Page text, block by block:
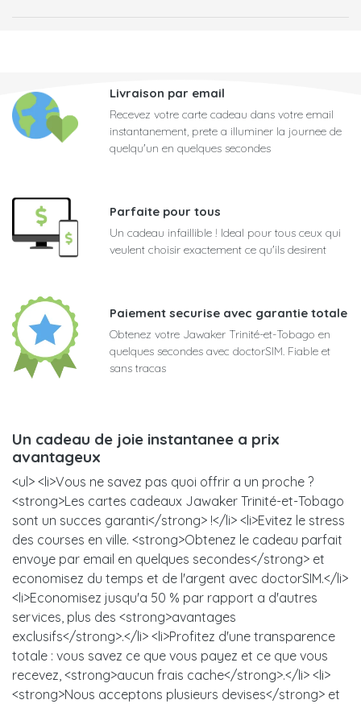
Livraison par email
Recevez votre carte cadeau dans votre email
instantanement, prete a illuminer la journee de
quelqu'un en quelques secondes
Parfaite pour tous
Un cadeau infaillible ! Ideal pour tous ceux qui
veulent choisir exactement ce qu'ils desirent
Paiement securise avec garantie totale
Obtenez votre Jawaker Trinité-et-Tobago en
quelques secondes avec doctorSIM. Fiable et
sans tracas
Un cadeau de joie instantanee a prix
avantageux
<ul> <li>Vous ne savez pas quoi offrir a un proche ?
<strong>Les cartes cadeaux Jawaker Trinité-et-Tobago
sont un succes garanti</strong> !</li> <li>Evitez le stress
des courses en ville. <strong>Obtenez le cadeau parfait
envoye par email en quelques secondes</strong> et
economisez du temps et de l'argent avec doctorSIM.</li>
<li>Economisez jusqu'a 50 % par rapport a d'autres
services, plus des <strong>avantages
exclusifs</strong>.</li> <li>Profitez d'une transparence
totale : vous savez ce que vous payez et ce que vous
recevez, <strong>aucun frais cache</strong>.</li> <li>
<strong>Nous acceptons plusieurs devises</strong> et